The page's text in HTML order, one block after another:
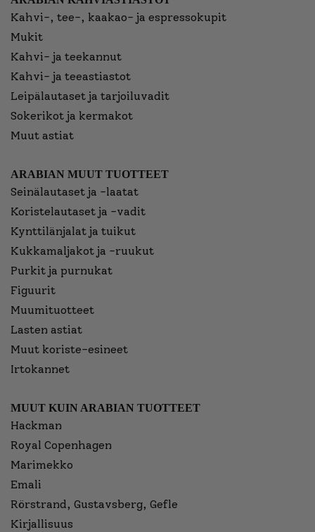
Kahvi-, tee-, kaakao- ja espressokupit
Mukit
Kahvi- ja teekannut
Kahvi- ja teeastiastot
Leipälautaset ja tarjoiluvadit
Sokerikot ja kermakot
Muut astiat
ARABIAN MUUT TUOTTEET
Seinälautaset ja -laatat
Koristelautaset ja -vadit
Kynttilänjalat ja tuikut
Kukkamaljakot ja -ruukut
Purkit ja purnukat
Figuurit
Muumituotteet
Lasten astiat
Muut koriste-esineet
Irtokannet
MUUT KUIN ARABIAN TUOTTEET
Hackman
Royal Copenhagen
Marimekko
Emali
Rörstrand, Gustavsberg, Gefle
Kirjallisuus